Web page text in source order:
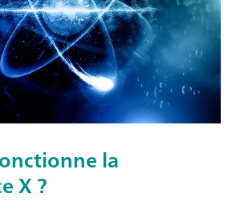
la
X ?